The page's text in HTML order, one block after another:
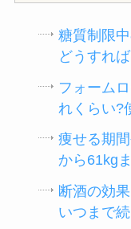
糖質制限
どうすれ
フォーム
れくらい?
痩せる期
から61kg
断酒の効
いつまで